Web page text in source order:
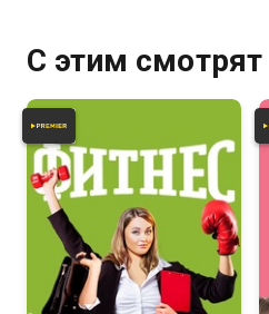
по-своему...
С этим смотрят